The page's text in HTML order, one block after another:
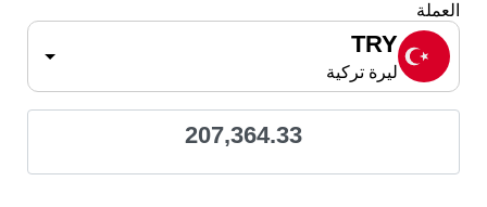
العملة
TRY
ليرة تركية
207,364.33